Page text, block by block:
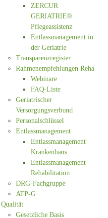
ZERCUR
GERIATRIE®
Pflegeassistenz
Entlassmanagement in
der Geriatrie
Transparenzregister
Rahmenempfehlungen Reha
Webinare
FAQ-Liste
Geriatrischer
Versorgungsverbund
Personalschlüssel
Entlassmanagement
Entlassmanagement
Krankenhaus
Entlassmanagement
Rehabilitation
DRG-Fachgruppe
ATP-G
Qualität
Gesetzliche Basis